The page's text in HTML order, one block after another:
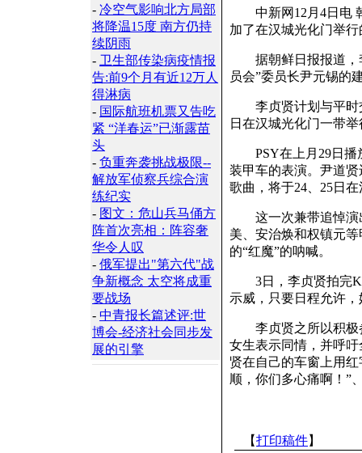
- 冷空气影响北方局部
将降温15度 南方仍持
续阴雨
- 卫生部传染病疫情报
告:前9个月有近12万人
得淋病
- 国际航班机票又告吃
紧 “洋春运”已渐露苗
头
- 负重奔袭挑战极限--
解放军侦察兵综合演
练纪实
- 图文：危山兵马俑方
阵首次亮相：阵容奢
华令人叹
- 俄军提出"第六代"战
争新概念 太空将成重
要战场
- 中青报长篇述评:世
博会-经济社会同步发
展的引擎
中新网12月4日电 韩
加了在汉城光化门举
据朝鲜日报报道，
员会”委员长尹元锡的
李贞贤计划与平时
日在汉城光化门一带
PSY在上月29日播放
装甲车的表演。尹道
歌曲，将于24、25日
这一次兼带追悼演
美、安治焕和权镇元
的“红魔”的呐喊。
3日，李贞贤拍完
示威，只要日程允许
李贞贤之所以积极参
女生表示同情，并呼
贤在自己的车窗上用
顺，你们多心痛啊！”
【打印稿件】